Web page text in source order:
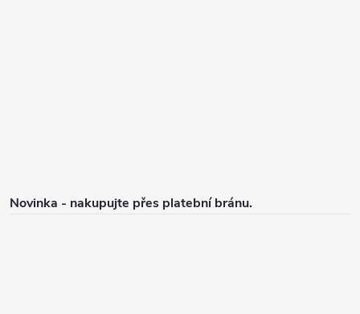
Novinka - nakupujte přes platební bránu.